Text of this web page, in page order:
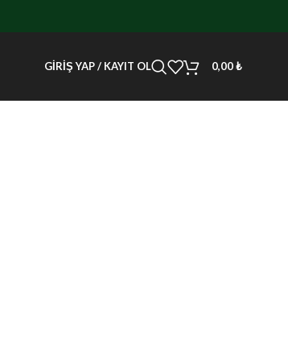
GIRIŞ YAP / KAYIT OL 0,00₺